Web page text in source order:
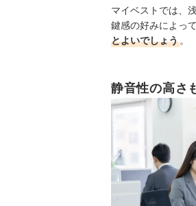
マイベストでは、
鍵感の好みによっ
とよいでしょう 。
静音性の高さ